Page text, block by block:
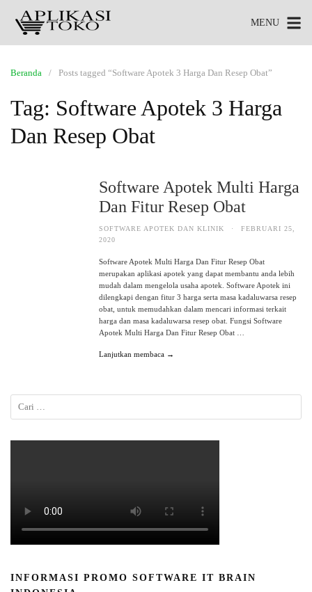
MENU
Beranda Posts tagged “Software Apotek 3 Harga Dan Resep Obat”
Tag: Software Apotek 3 Harga
Dan Resep Obat
Software Apotek Multi Harga
Dan Fitur Resep Obat
SOFTWARE APOTEK DAN KLINIK ·
FEBRUARI 25,
2020
Software Apotek Multi Harga Dan Fitur Resep Obat
merupakan aplikasi apotek yang dapat membantu anda lebih
mudah dalam mengelola usaha apotek. Software Apotek ini
dilengkapi dengan fitur 3 harga serta masa kadaluwarsa resep
obat, untuk memudahkan dalam mencari informasi terkait
harga dan masa kadaluwarsa resep obat. Fungsi Software
Apotek Multi Harga Dan Fitur Resep Obat …
Lanjutkan membaca →
INFORMASI PROMO SOFTWARE IT BRAIN